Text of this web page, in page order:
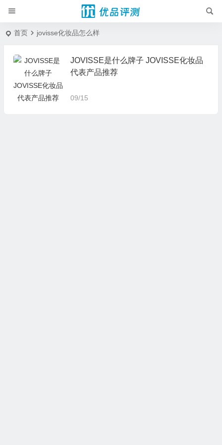
首页 jovisse化妆品怎么样
JOVISSE是什么牌子 JOVISSE化妆品
代表产品推荐
09/15